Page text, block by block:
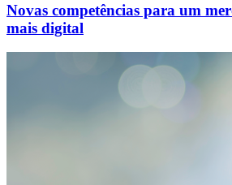
Novas competências para um
mais digital